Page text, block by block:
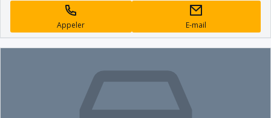
Appeler E-mail